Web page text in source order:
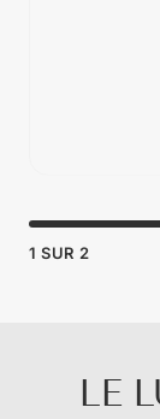
1 SUR 2
LE